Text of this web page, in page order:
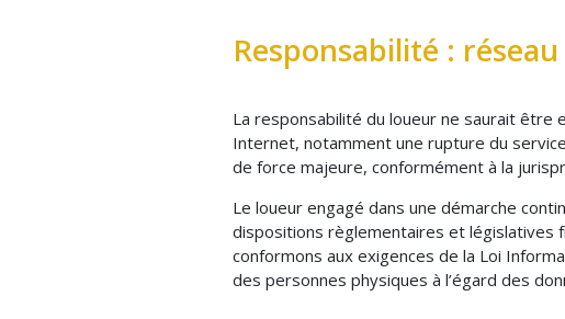
Responsabilité :
La responsabilité du loueur ne saurait être
Internet, notamment une rupture du
de force majeure, conformément à la
Le loueur engagé dans une démarche
dispositions règlementaires et législatives
conformons aux exigences de la Loi
des personnes physiques à l’égard des